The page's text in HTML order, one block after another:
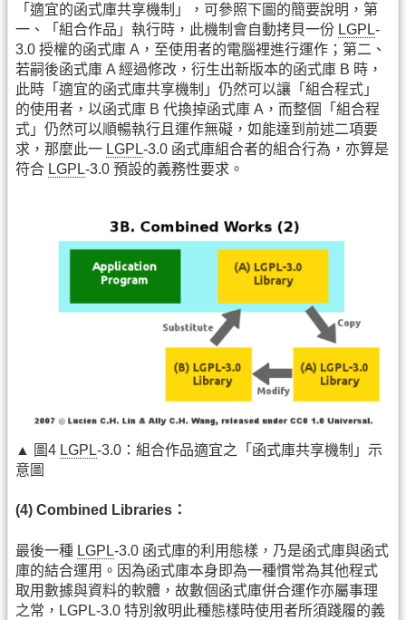
「適宜的函式庫共享機制」，可參照下圖的簡要說明，第
一、「組合作品」執行時，此機制會自動拷貝一份 LGPL-
3.0 授權的函式庫 A，至使用者的電腦裡進行運作；第二、
若嗣後函式庫 A 經過修改，衍生出新版本的函式庫 B 時，
此時「適宜的函式庫共享機制」仍然可以讓「組合程式」
的使用者，以函式庫 B 代換掉函式庫 A，而整個「組合程
式」仍然可以順暢執行且運作無礙，如能達到前述二項要
求，那麼此一 LGPL-3.0 函式庫組合者的組合行為，亦算是
符合 LGPL-3.0 預設的義務性要求。
▲ 圖4 LGPL-3.0：組合作品適宜之「函式庫共享機制」示
意圖
(4) Combined Libraries：
最後一種 LGPL-3.0 函式庫的利用態樣，乃是函式庫與函式
庫的結合運用。因為函式庫本身即為一種慣常為其他程式
取用數據與資料的軟體，故數個函式庫併合運作亦屬事理
之常，LGPL-3.0 特別敘明此種態樣時使用者所須踐履的義